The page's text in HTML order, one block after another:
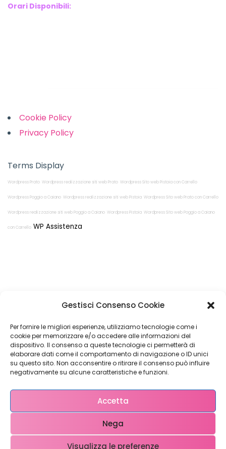
Gestisci Consenso Cookie
Per fornire le migliori esperienze, utilizziamo tecnologie come i
cookie per memorizzare e/o accedere alle informazioni del
dispositivo. Il consenso a queste tecnologie ci permetterà di
elaborare dati come il comportamento di navigazione o ID unici
su questo sito. Non acconsentire o ritirare il consenso può influire
negativamente su alcune caratteristiche e funzioni.
Accetta
Nega
Visualizza le preferenze
Orari Disponibili:
Cookie Policy
Privacy Policy
Terms Display
Wordpress Prato Wordpress realizzazione siti web Prato Wordpress Sito web Pistoia con Carrello
Wordpress Poggio a Caiano Wordpress realizzazione siti web Pistoia Wordpress Sito web Prato con Carrello
Wordpress realizzazione siti web Poggio a Caiano Wordpress Pistoia Wordpress Sito web Poggio a Caiano
con Carrello WP Assistenza
Restiamo in
contatto!
Come possiamo Aiutarti?